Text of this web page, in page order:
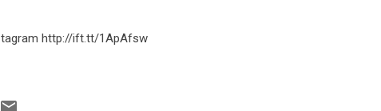
http://ift.tt/1ApAfsw